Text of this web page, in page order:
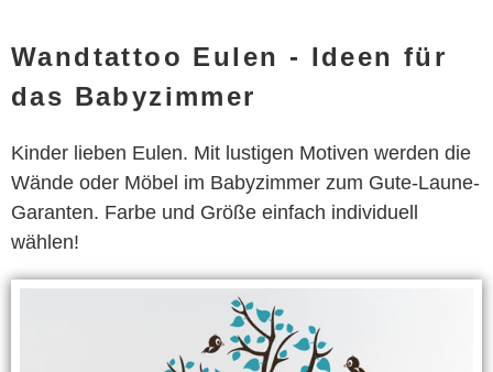
Wandtattoo Eulen - Ideen für
das Babyzimmer
Kinder lieben Eulen. Mit lustigen Motiven werden die
Wände oder Möbel im Babyzimmer zum Gute-Laune-
Garanten. Farbe und Größe einfach individuell
wählen!